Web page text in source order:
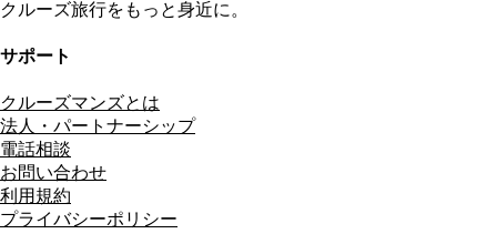
クルーズ旅行をもっと身近に。
サポート
クルーズマンズとは
法人・パートナーシップ
電話相談
お問い合わせ
利用規約
プライバシーポリシー